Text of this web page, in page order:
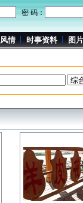
密 码：
情 时事资料 图